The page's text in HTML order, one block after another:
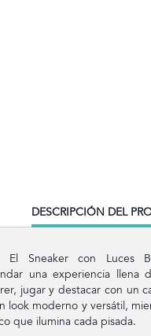
CURRENT
TAB:
DESCRIPCIÓN DEL
Sneaker con Luces
una experiencia llena
jugar y destacar con un
look moderno y versátil,
que ilumina cada pisada.